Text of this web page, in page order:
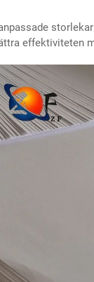
effektiviteten